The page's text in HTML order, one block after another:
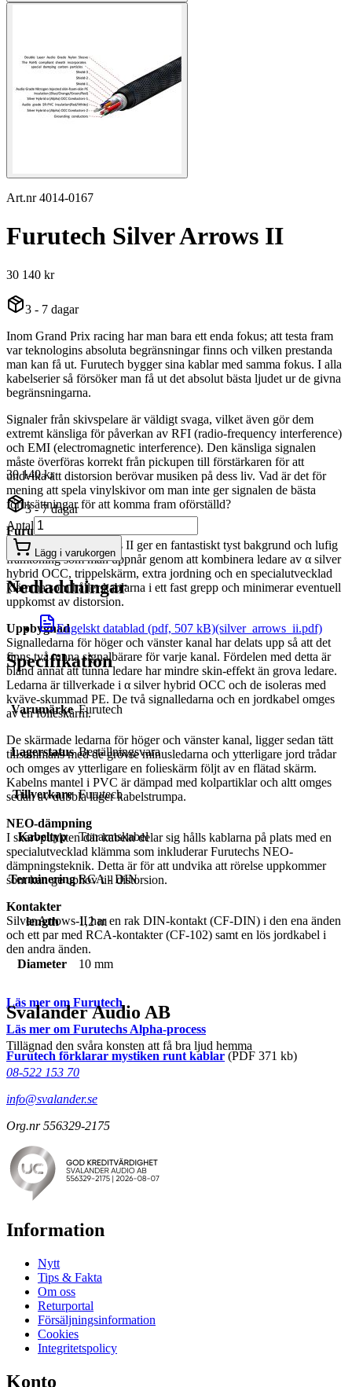
Art.nr 4014-0167
Furutech Silver Arrows II
30 140 kr
3 - 7 dagar
Inom Grand Prix racing har man bara ett enda fokus; att testa fram
var teknologins absoluta begränsningar finns och vilken prestanda
man kan få ut. Furutech bygger sina kablar med samma fokus. I alla
kabelserier så försöker man få ut det absolut bästa ljudet ur de givna
begränsningarna.
Signaler från skivspelare är väldigt svaga, vilket även gör dem
extremt känsliga för påverkan av RFI (radio-frequency interference)
och EMI (electromagnetic interference). Den känsliga signalen
måste överföras korrekt från pickupen till förstärkaren för att
undvika att distorsion berövar musiken på dess liv. Vad är det för
mening att spela vinylskivor om man inte ger signalen de bästa
förutsättningar för att komma fram oförställd?
Furutech Silver Arrows II
Furutech Silver Arrows II ger en fantastiskt tyst bakgrund och lufig
framtoning som man uppnår genom att kombinera ledare av α silver
hybrid OCC, trippelskärm, extra jordning och en specialutvecklad
klämma som håller kablarna i ett fast grepp och minimerar eventuell
uppkomst av distorsion.
Uppbygnad
Signalledarna för höger och vänster kanal har delats upp så att det
finns två tunna signalbärare för varje kanal. Fördelen med detta är
bland annat att tunna ledare har mindre skin-effekt än grova ledare.
Ledarna är tillverkade i α silver hybrid OCC och de isoleras med
kväve-skummad PE. De två signalledarna och en jordkabel omges
av en folieskärm.
De skärmade ledarna för höger och vänster kanal, ligger sedan tätt
tillsammans med de grövre minusledarna och ytterligare jord trådar
och omges av ytterligare en folieskärm följt av en flätad skärm.
Kabelns mantel i PVC är dämpad med kolpartiklar och altt omges
sedan av dubbla lager kabelstrumpa.
NEO-dämpning
I skarvpunkten där kabeln delar sig hålls kablarna på plats med en
specialutvecklad klämma som inkluderar Furutechs NEO-
dämpningsteknik. Detta är för att undvika att rörelse uppkommer
som kan ge uphov till distorsion.
Kontakter
Silver Arrows-II har en rak DIN-kontakt (CF-DIN) i den ena änden
och ett par med RCA-kontakter (CF-102) samt en lös jordkabel i
den andra änden.
Läs mer om Furutech
Läs mer om Furutechs Alpha-process
Furutech förklarar mystiken runt kablar (PDF 371 kb)
30 140 kr
3 - 7 dagar
Antal
Lägg i varukorgen
Nedladdningar
Engelskt datablad (pdf, 507 kB)(silver_arrows_ii.pdf)
Specifikation
Varumärke Furutech
Lagerstatus Beställningsvara
Tillverkare Furutech
Kabeltyp Tonarmskabel
Terminering RCA - DIN
length 1,2 m
Diameter 10 mm
Svalander Audio AB
Tillägnad den svåra konsten att få bra ljud hemma
08-522 153 70
info@svalander.se
Org.nr 556329-2175
Information
Nytt
Tips & Fakta
Om oss
Returportal
Försäljningsinformation
Cookies
Integritetspolicy
Konto